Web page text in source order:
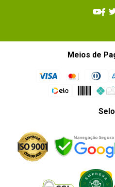
Meios de